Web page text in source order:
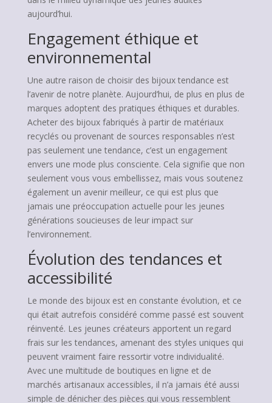
aujourd’hui.
Engagement éthique et
environnemental
Une autre raison de choisir des bijoux tendance est
l’avenir de notre planète. Aujourd’hui, de plus en plus de
marques adoptent des pratiques éthiques et durables.
Acheter des bijoux fabriqués à partir de matériaux
recyclés ou provenant de sources responsables n’est
pas seulement une tendance, c’est un engagement
envers une mode plus consciente. Cela signifie que non
seulement vous vous embellissez, mais vous soutenez
également un avenir meilleur, ce qui est plus que
jamais une préoccupation actuelle pour les jeunes
générations soucieuses de leur impact sur
l’environnement.
Évolution des tendances et
accessibilité
Le monde des bijoux est en constante évolution, et ce
qui était autrefois considéré comme passé est souvent
réinventé. Les jeunes créateurs apportent un regard
frais sur les tendances, amenant des styles uniques qui
peuvent vraiment faire ressortir votre individualité.
Avec une multitude de boutiques en ligne et de
marchés artisanaux accessibles, il n’a jamais été aussi
simple de dénicher des pièces qui vous ressemblent